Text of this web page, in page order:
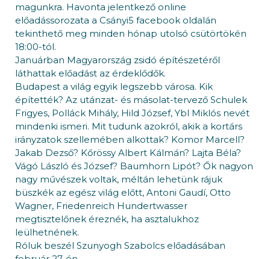
magunkra. Havonta jelentkező online
előadássorozata a Csányi5 facebook oldalán
tekinthető meg minden hónap utolsó csütörtökén
18:00-tól.
Januárban Magyarország zsidó építészetéről
láthattak előadást az érdeklődők.
Budapest a világ egyik legszebb városa. Kik
építették? Az utánzat- és másolat-tervező Schulek
Frigyes, Polláck Mihály, Hild József, Ybl Miklós nevét
mindenki ismeri. Mit tudunk azokról, akik a kortárs
irányzatok szellemében alkottak? Komor Marcell?
Jakab Dezső? Kőrössy Albert Kálmán? Lajta Béla?
Vágó László és József? Baumhorn Lipót? Ők nagyon
nagy művészek voltak, méltán lehetünk rájuk
büszkék az egész világ előtt, Antoni Gaudí, Otto
Wagner, Friedenreich Hundertwasser
megtisztelőnek éreznék, ha asztalukhoz
leülhetnének.
Róluk beszél Szunyogh Szabolcs előadásában